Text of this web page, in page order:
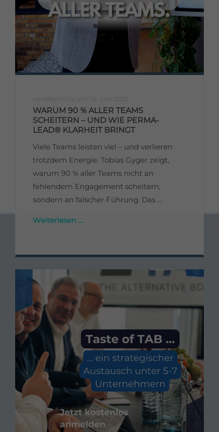
WARUM 90 % ALLER TEAMS
SCHEITERN – UND WIE PERMA-
LEAD® KLARHEIT BRINGT
Viele Teams leisten viel – und verlieren
trotzdem Energie. Tobias Gyger zeigt,
warum 90 % aller Teams nicht an
fehlendem Engagement scheitern,
sondern an falscher Führung. Das ...
Weiterlesen …